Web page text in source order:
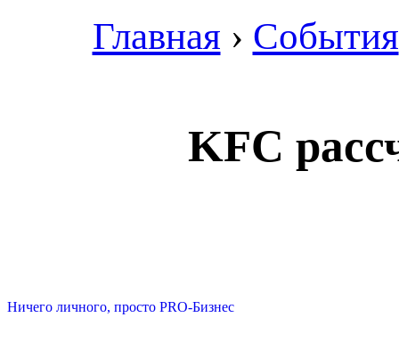
Главная › События
KFC
Ничего личного, просто PRO-Бизнес